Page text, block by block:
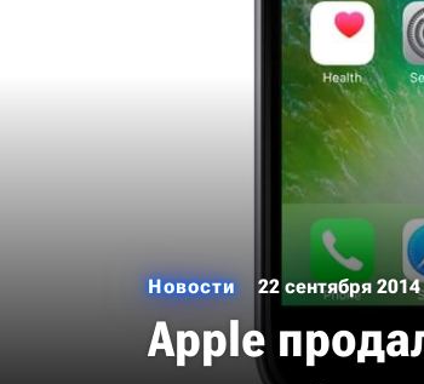
Новости 22 сентября 2014
Apple